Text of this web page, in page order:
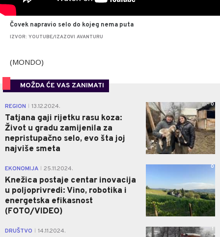
Čovek napravio selo do kojeg nema puta
IZVOR: YOUTUBE/IZAZOVI AVANTURU
(MONDO)
MOŽDA ĆE VAS ZANIMATI
REGION 13.12.2024.
Tatjana gaji rijetku rasu koza:
Život u gradu zamijenila za
nepristupačno selo, evo šta joj
najviše smeta
0
EKONOMIJA 25.11.2024.
Knežica postaje centar inovacija
u poljoprivredi: Vino, robotika i
energetska efikasnost
(FOTO/VIDEO)
0
DRUŠTVO 14.11.2024. 1